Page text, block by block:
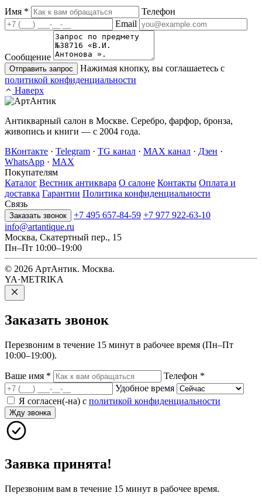
Имя *
Телефон
Email
Сообщение
Отправить запрос
Нажимая кнопку, вы соглашаетесь с
политикой конфиденциальности
Наверх
Антикварный салон в Москве. Серебро, фарфор, бронза,
живопись и книги — с 2004 года.
ВКонтакте · Telegram · TG канал · MAX канал · Дзен ·
WhatsApp · MAX
Покупателям
Каталог Вестник антиквара О салоне Контакты Оплата и
доставка Гарантии Политика конфиденциальности
Связь
Заказать звонок +7 495 657-84-59 +7 977 922-63-10
info@artantique.ru
Москва, Скатертный пер., 15
Пн–Пт 10:00–19:00
© 2026 АртАнтик. Москва.
YA·METRIKA
Заказать звонок
Перезвоним в течение 15 минут в рабочее время (Пн–Пт
10:00–19:00).
Ваше имя * Телефон *
Удобное время
Я согласен(-на) с политикой конфиденциальности
Жду звонка
Заявка принята!
Перезвоним вам в течение 15 минут в рабочее время.